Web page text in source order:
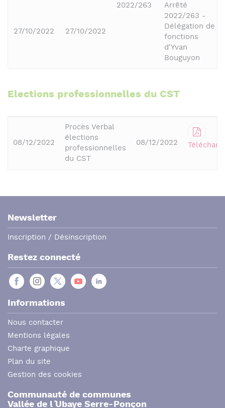
27/10/2022 27/10/2022
2022/263
Arrêté
2022/263 -
Délégation de
fonctions
d'Yvan
Bouguyon
Elections professionnelles du CST
08/12/2022
Procès Verbal
élections
professionnelles
du CST
08/12/2022
Newsletter
Inscription / Désinscription
Restez connecté
Informations
Nous contacter
Mentions légales
Charte graphique
Plan du site
Gestion des cookies
Communauté de communes
Vallée de l´ Ubaye Serre-Ponçon